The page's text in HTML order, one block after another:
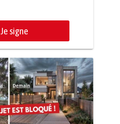
Je signe